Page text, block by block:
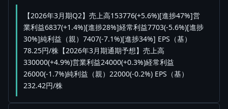
【2026年3月期Q2】売上高153776(+5.6%)[進捗47%]営
業利益6837(+1.4%)[進捗28%]経常利益7703(-5.6%)[進捗
30%]純利益（親）7407(-7.1%)[進捗34%] EPS（基）
78.25円/株【2026年3月期通期予想】売上高
330000(+4.9%)営業利益24000(+0.3%)経常利益
26000(-1.7%)純利益（親）22000(-0.2%) EPS（基）
232.42円/株